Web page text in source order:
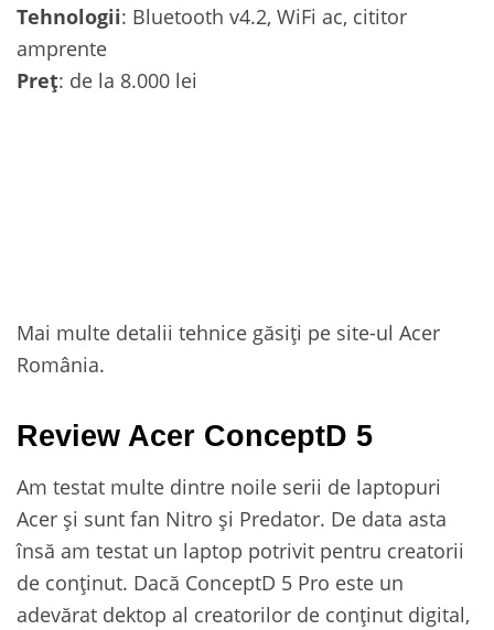
Tehnologii: Bluetooth v4.2, WiFi ac, cititor
amprente
Preț: de la 8.000 lei
Mai multe detalii tehnice găsiți pe site-ul Acer
România.
Review Acer ConceptD 5
Am testat multe dintre noile serii de laptopuri
Acer și sunt fan Nitro și Predator. De data asta
însă am testat un laptop potrivit pentru creatorii
de conținut. Dacă ConceptD 5 Pro este un
adevărat dektop al creatorilor de conținut digital,